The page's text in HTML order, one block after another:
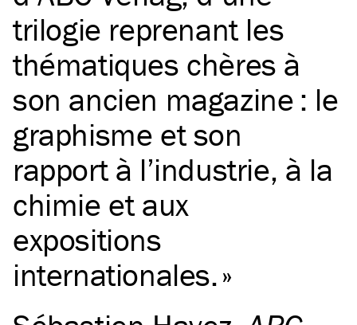
trilogie reprenant les
thématiques chères à
son ancien magazine : le
graphisme et son
rapport à l’industrie, à la
chimie et aux
expositions
internationales.